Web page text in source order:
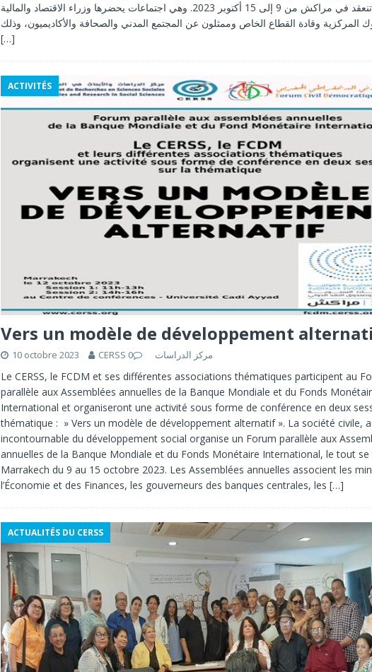
الدولي التي تنعقد في مراكش من 9 إلى 15 أكتوبر 2023. وهي اجتماعات يحضرها وزراء الاقتصاد والمالية
المركزية وقادة القطاع الخاص وممثلون عن المجتمع المدني والصحافة والأكاديميون، وذلك
[…]
ACTIVITÉS
Vers un modèle de développement
10 octobre 2023 CERSS مركز الدراسات 0
Le CERSS, le FCDM et ses différentes associations thématiques participent au
parallèle aux Assemblées annuelles de la Banque Mondiale et du Fonds
International et organiseront une activité sous forme de conférence en deux
thématique : » Vers un modèle de développement alternatif ». La société civile,
incontournable du développement social organise un Forum parallèle aux
annuelles de la Banque Mondiale et du Fonds Monétaire International, le tout
Marrakech du 9 au 15 octobre 2023. Les Assemblées annuelles associent les
l’Économie et des Finances, les gouverneurs des banques centrales, les[…]
ACTUALITÉS DU CERSS